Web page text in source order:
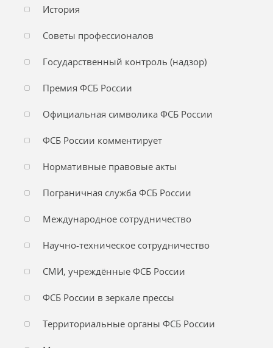
История
Советы профессионалов
Государственный контроль (надзор)
Премия ФСБ России
Официальная символика ФСБ России
ФСБ России комментирует
Нормативные правовые акты
Пограничная служба ФСБ России
Международное сотрудничество
Научно-техническое сотрудничество
СМИ, учреждённые ФСБ России
ФСБ России в зеркале прессы
Территориальные органы ФСБ России